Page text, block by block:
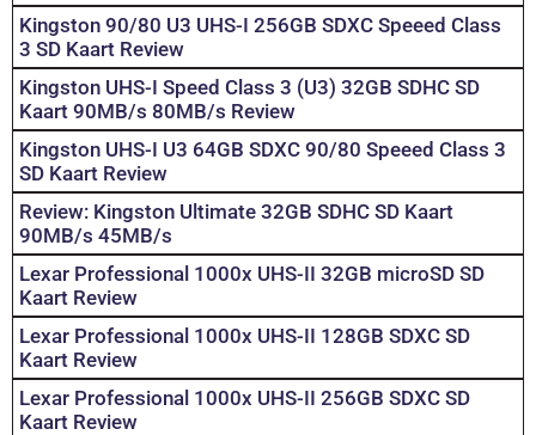
Kingston 90/80 U3 UHS-I 256GB SDXC Speeed Class
3 SD Kaart Review
Kingston UHS-I Speed Class 3 (U3) 32GB SDHC SD
Kaart 90MB/s 80MB/s Review
Kingston UHS-I U3 64GB SDXC 90/80 Speeed Class 3
SD Kaart Review
Review: Kingston Ultimate 32GB SDHC SD Kaart
90MB/s 45MB/s
Lexar Professional 1000x UHS-II 32GB microSD SD
Kaart Review
Lexar Professional 1000x UHS-II 128GB SDXC SD
Kaart Review
Lexar Professional 1000x UHS-II 256GB SDXC SD
Kaart Review